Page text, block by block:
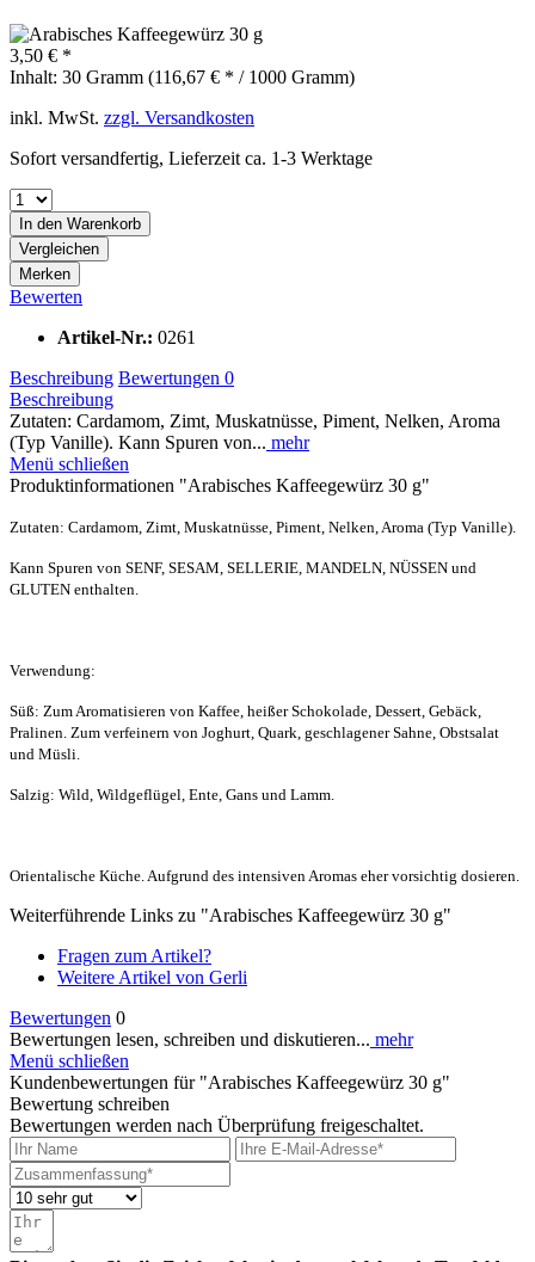
3,50 € *
Inhalt: 30 Gramm (116,67 € * / 1000 Gramm)
inkl. MwSt. zzgl. Versandkosten
Sofort versandfertig, Lieferzeit ca. 1-3 Werktage
In den Warenkorb
Vergleichen
Merken
Bewerten
Artikel-Nr.: 0261
Beschreibung Bewertungen 0
Beschreibung
Zutaten: Cardamom, Zimt, Muskatnüsse, Piment, Nelken, Aroma
(Typ Vanille). Kann Spuren von... mehr
Menü schließen
Produktinformationen "Arabisches Kaffeegewürz 30 g"
Zutaten: Cardamom, Zimt, Muskatnüsse, Piment, Nelken, Aroma (Typ Vanille).
Kann Spuren von SENF, SESAM, SELLERIE, MANDELN, NÜSSEN und
GLUTEN enthalten.
Verwendung:
Süß: Zum Aromatisieren von Kaffee, heißer Schokolade, Dessert, Gebäck,
Pralinen. Zum verfeinern von Joghurt, Quark, geschlagener Sahne, Obstsalat
und Müsli.
Salzig: Wild, Wildgeflügel, Ente, Gans und Lamm.
Orientalische Küche. Aufgrund des intensiven Aromas eher vorsichtig dosieren.
Weiterführende Links zu "Arabisches Kaffeegewürz 30 g"
Fragen zum Artikel?
Weitere Artikel von Gerli
Bewertungen 0
Bewertungen lesen, schreiben und diskutieren... mehr
Menü schließen
Kundenbewertungen für "Arabisches Kaffeegewürz 30 g"
Bewertung schreiben
Bewertungen werden nach Überprüfung freigeschaltet.